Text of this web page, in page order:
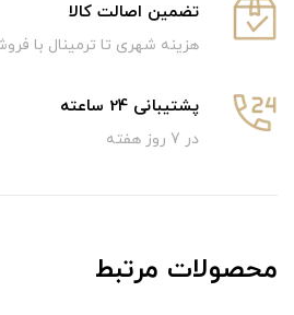
تضمین اصالت کالا
هزینه شهری تا ترمینال با
پشتیبانی 24 ساعته
در 7 روز هفته
محصولات مرتبط